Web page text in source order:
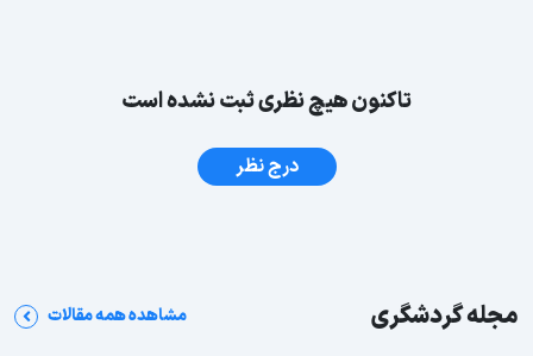
تاکنون هیچ نظری ثبت نشده است
درج نظر
مجله گردشگری مشاهده همه مقالات